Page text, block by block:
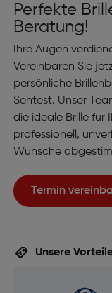
Perfekte
Beratung!
Ihre Augen
Vereinbaren Sie
persönliche
Sehtest. Unser
die ideale Brille für
professionell,
Wünsche
Termin
Unsere